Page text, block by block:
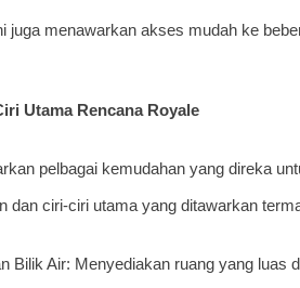
juga menawarkan akses mudah ke
Utama Rencana Royale
pelbagai kemudahan yang direka
dan ciri-ciri utama yang ditawarkan
Bilik Air: Menyediakan ruang yang luas